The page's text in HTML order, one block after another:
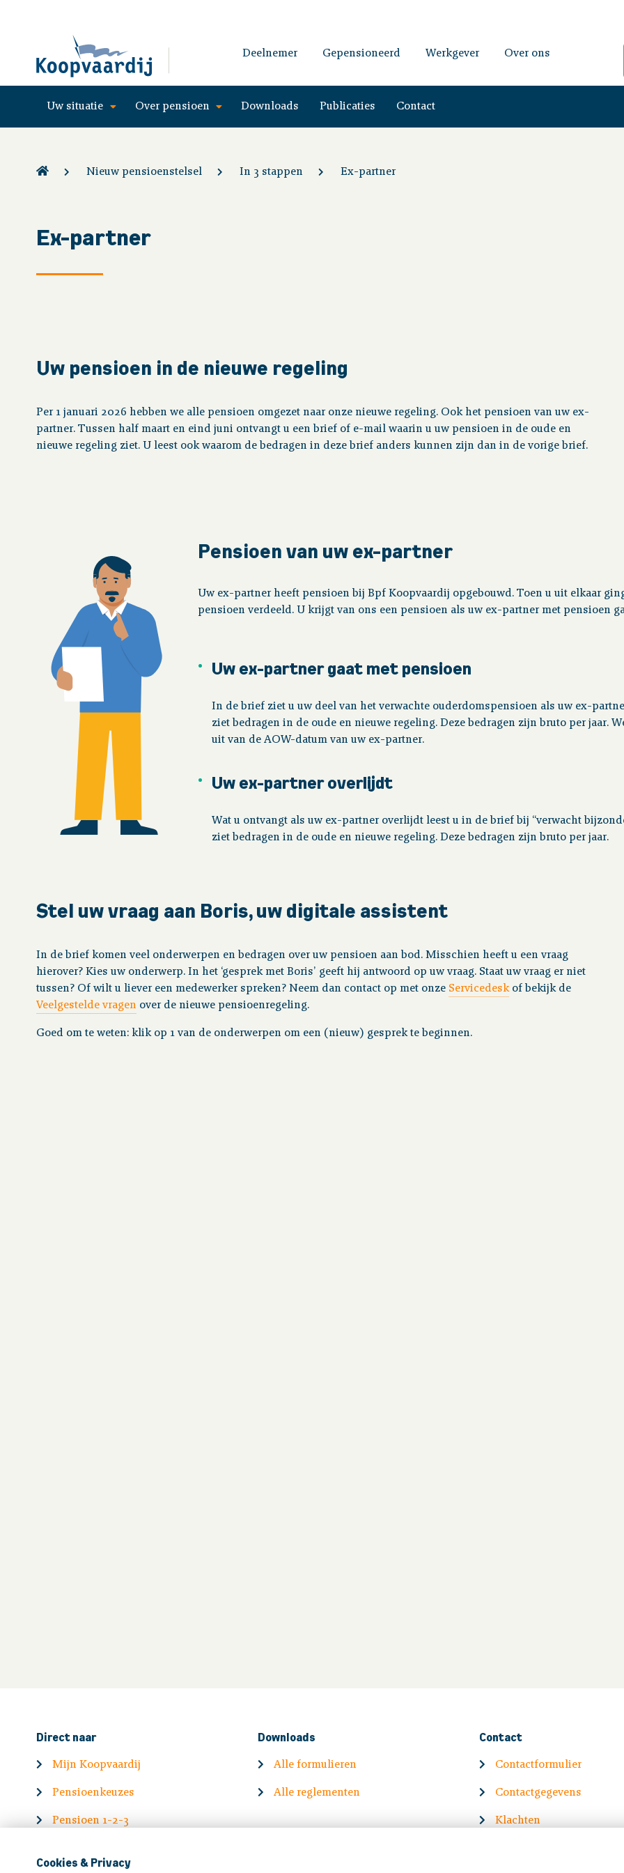
Cookies & Privacy
Deelnemer Gepensioneerd Werkgever Over ons
Uw situatie Over pensioen Downloads Publicaties Contact
Nieuw pensioenstelsel In 3 stappen Ex-partner
Ex-partner
Uw pensioen in de nieuwe regeling
Per 1 januari 2026 hebben we alle pensioen omgezet naar onze nieuwe regeling. Ook het pensioen van uw ex-
partner. Tussen half maart en eind juni ontvangt u een brief of e-mail waarin u uw pensioen in de oude en
nieuwe regeling ziet. U leest ook waarom de bedragen in deze brief anders kunnen zijn dan in de vorige brief.
Pensioen van uw ex-partner
Uw ex-partner heeft pensioen bij Bpf Koopvaardij opgebouwd. Toen u uit elkaar
pensioen verdeeld. U krijgt van ons een pensioen als uw ex-partner met pensioen
Uw ex-partner gaat met pensioen
In de brief ziet u uw deel van het verwachte ouderdomspensioen als uw ex-
ziet bedragen in de oude en nieuwe regeling. Deze bedragen zijn bruto per jaar.
uit van de AOW-datum van uw ex-partner.
Uw ex-partner overlijdt
Wat u ontvangt als uw ex-partner overlijdt leest u in de brief bij “verwacht
ziet bedragen in de oude en nieuwe regeling. Deze bedragen zijn bruto per jaar.
Stel uw vraag aan Boris, uw digitale assistent
In de brief komen veel onderwerpen en bedragen over uw pensioen aan bod. Misschien heeft u een vraag
hierover? Kies uw onderwerp. In het ‘gesprek met Boris’ geeft hij antwoord op uw vraag. Staat uw vraag er niet
tussen? Of wilt u liever een medewerker spreken? Neem dan contact op met onze Servicedeskof bekijk de
Veelgestelde vragen over de nieuwe pensioenregeling.
Goed om te weten: klik op 1 van de onderwerpen om een (nieuw) gesprek te beginnen.
Direct naar
Mijn Koopvaardij
Pensioenkeuzes
Pensioen 1-2-3
Downloads
Alle formulieren
Alle reglementen
Contact
Contactformulier
Contactgegevens
Klachten